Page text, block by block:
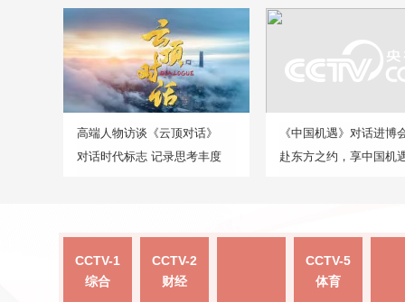
高端人物访谈《云顶对话》
对话时代标志 记录思考丰度
《中国机遇》对话进博
赴东方之约，享中国机
CCTV-1
综合
CCTV-2
财经
CCTV-5
体育